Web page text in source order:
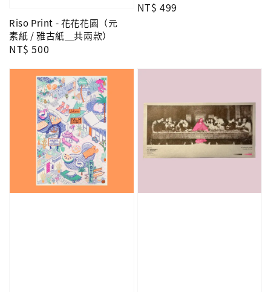
Riso Print - 花花花園（元
素紙 / 雅古紙＿共兩款）
Regular
NT$ 500
Regular
NT$ 499